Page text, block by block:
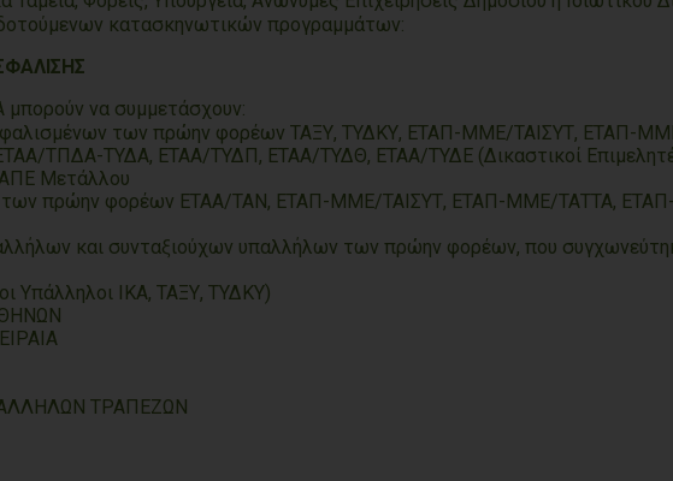
κατασκηνωτικών προγραμμάτων:
να συμμετάσχουν:
ασφαλισμένων των πρώην φορέων ΤΑΞΥ, ΤΥΔΚΥ, ΕΤΑΠ-ΜΜΕ/ΤΑΙΣΥΤ, ΕΤΑΠ-
ΤΠΔΑ-ΤΥΔΑ, ΕΤΑΑ/ΤΥΔΠ, ΕΤΑΑ/ΤΥΔΘ, ΕΤΑΑ/ΤΥΔΕ (Δικαστικοί
Μετάλλου
των πρώην φορέων ETAA/TAN, ΕΤΑΠ-ΜΜΕ/ΤΑΙΣΥΤ, ΕΤΑΠ-ΜΜΕ/ΤΑΤΤΑ,
και συνταξιούχων υπαλλήλων των πρώην φορέων, που
Υπάλληλοι ΙΚΑ, ΤΑΞΥ, ΤΥΔΚΥ)
ΤΡΑΠΕΖΩΝ